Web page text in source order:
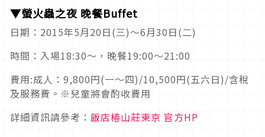
▼螢火蟲之夜 晚餐Buffet
日期：2015年5月20日(三)～6月30日(二)
時間：入場18:30～，晚餐19:00～21:00
費用:成人：9,800円(一～四)/10,500円(五六日)/含稅
及服務費。※兒童將會酌收費用
詳細資訊請參考： 飯店椿山莊東京 官方HP